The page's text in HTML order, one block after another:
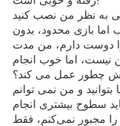
به نظر من نصب کنید
دوست دارم، من مدت
نیست، اما خوب انجام
چطور عمل می کند؟
و من نمی توانم
سطوح بیشتری انجام
مجبور نمی‌کنم، فقط